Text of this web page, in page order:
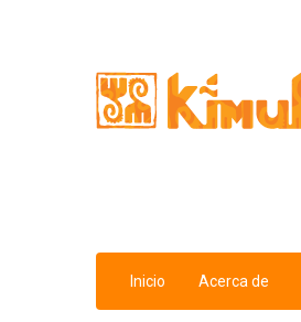
Inicio Acerca de